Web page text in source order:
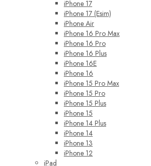
iPhone 17
iPhone 17 (Esim)
iPhone Air
iPhone 16 Pro Max
iPhone 16 Pro
iPhone 16 Plus
iPhone 16E
iPhone 16
iPhone 15 Pro Max
iPhone 15 Pro
iPhone 15 Plus
iPhone 15
iPhone 14 Plus
iPhone 14
iPhone 13
iPhone 12
iPad